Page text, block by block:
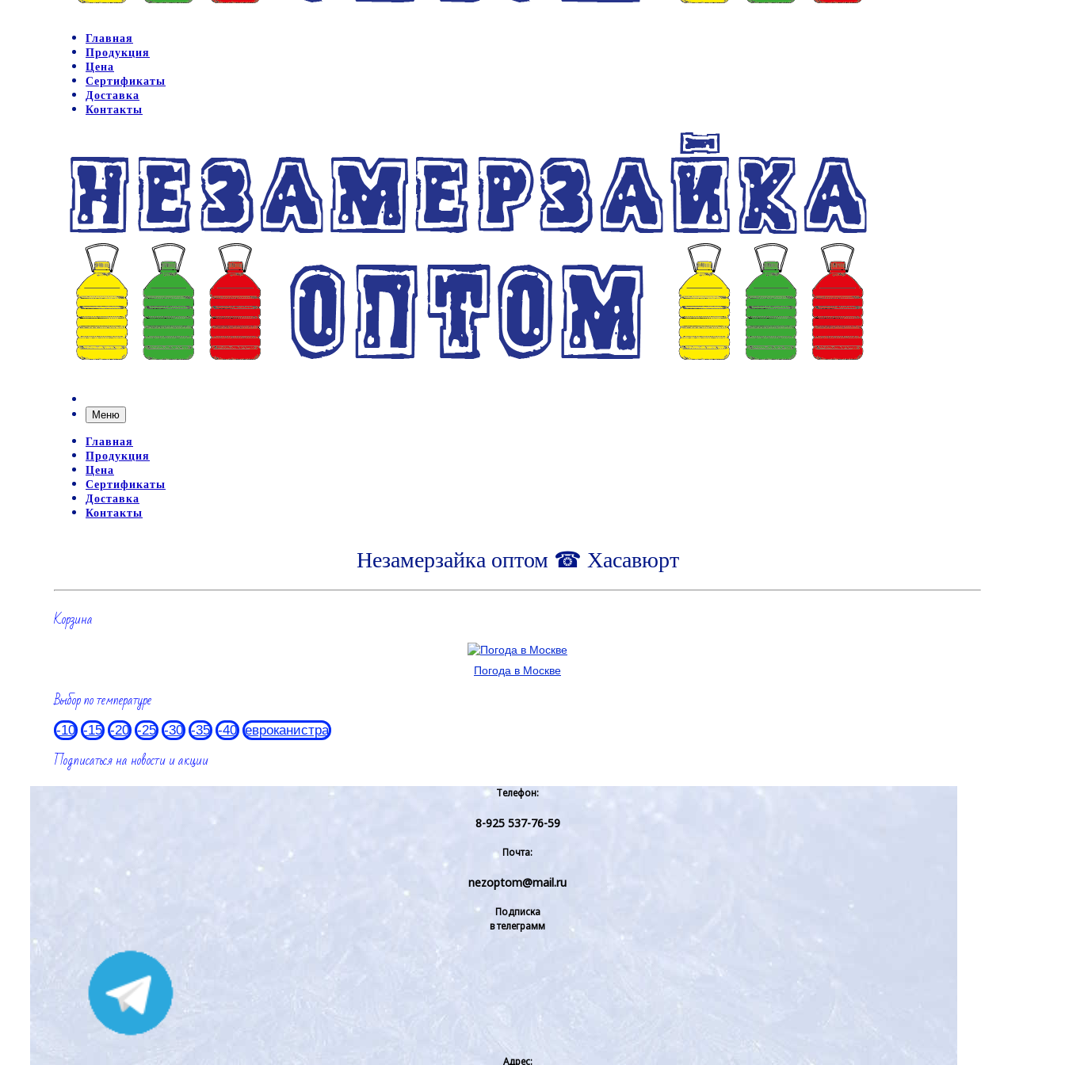
Главная
Продукция
Цена
Сертификаты
Доставка
Контакты
Меню
Главная
Продукция
Цена
Сертификаты
Доставка
Контакты
Незамерзайка оптом ☎ Хасавюрт
Корзина
Погода в Москве
Выбор по температуре
-10 -15 -20 -25 -30 -35 -40 евроканистра
Подписаться на новости и акции
Телефон:
8-925 537-76-59
Почта:
nezoptom@mail.ru
Подписка
в телеграмм
Адрес: